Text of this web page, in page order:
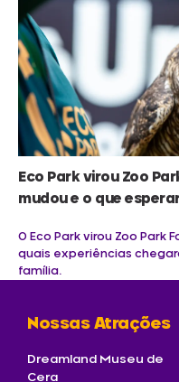
Eco Park virou Zoo
mudou e o que
O Eco Park virou Zoo Park
quais experiências
família.
Nossas Atrações
Dreamland Museu de
Cera